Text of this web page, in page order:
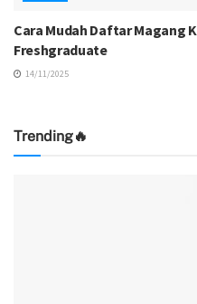
Cara Mudah Daftar Magang
Freshgraduate
14/11/2025
Trending🔥